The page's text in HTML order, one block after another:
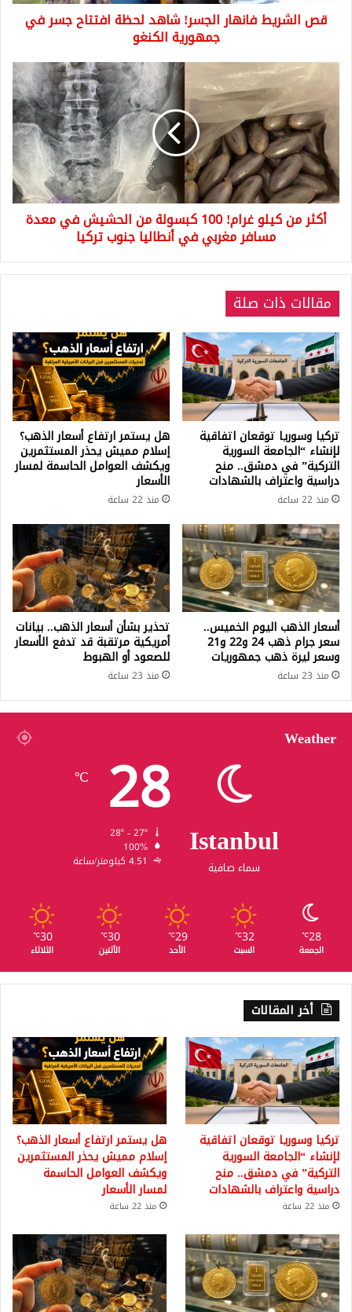
جمهورية
قص الشريط فانهار الجسر! شاهد لحظة افتتاح جسر في
جمهورية الكنغو
أكثر
من
كيلو
غرام!
100
كبسولة
من
الحشيش
في
معدة
في
جنوب
تركيا
أكثر من كيلو غرام! 100 كبسولة من الحشيش في معدة
مسافر مغربي في أنطاليا جنوب تركيا
مقالات ذات صلة
تركيا وسوريا توقعان اتفاقية
لإنشاء “الجامعة السورية
التركية” في دمشق.. منح
دراسية واعتراف بالشهادات
منذ 22 ساعة
هل يستمر ارتفاع أسعار الذهب؟
إسلام مميش يحذر المستثمرين
ويكشف العوامل الحاسمة لمسار
الأسعار
منذ 22 ساعة
أسعار الذهب اليوم الخميس..
سعر جرام ذهب 24 و22 و21
وسعر ليرة ذهب جمهوريات
منذ 23 ساعة
تحذير بشأن أسعار الذهب.. بيانات
أمريكية مرتقبة قد تدفع الأسعار
للصعود أو الهبوط
منذ 23 ساعة
Weather
Istanbul
سماء صافية
28
℃
100%
4.51 كيلومتر/ساعة
28
℃
الجمعة
32
℃
السبت
29
℃
الأحد
30
℃
الأثنين
30
℃
الثلاثاء
أخر المقالات
تركيا وسوريا توقعان اتفاقية
لإنشاء “الجامعة السورية
التركية” في دمشق.. منح
دراسية واعتراف بالشهادات
منذ 22 ساعة
هل يستمر ارتفاع أسعار الذهب؟
إسلام مميش يحذر المستثمرين
ويكشف العوامل الحاسمة
لمسار الأسعار
منذ 22 ساعة